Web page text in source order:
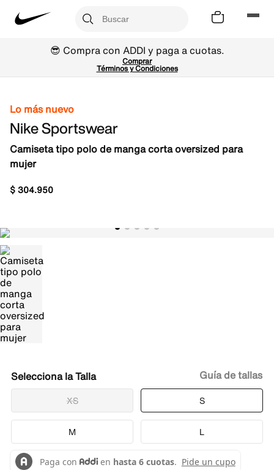
😎 Compra con ADDI y paga a cuotas.
Comprar
Términos y Condiciones
Lo más nuevo
Nike Sportswear
Camiseta tipo polo de manga corta oversized para
mujer
$304.950
Talla
XS S
M L
Guía de tallas